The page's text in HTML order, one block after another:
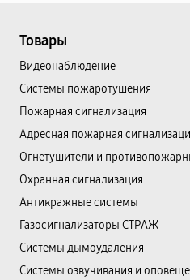
Товары
Видеонаблюдение
Системы пожаротушения
Пожарная сигнализация
Адресная пожарная
Огнетушители и
Охранная сигнализация
Антикражные системы
Газосигнализаторы СТРАЖ
Системы дымоудаления
Системы озвучивания и